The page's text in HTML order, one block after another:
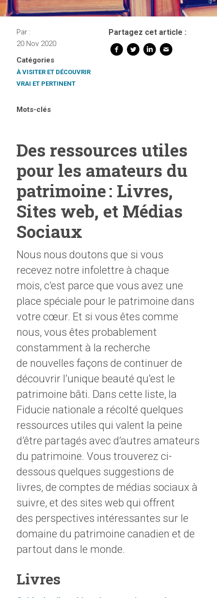
Partagez cet article :
Par :
20 Nov 2020
Catégories
À VISITER ET DÉCOUVRIR
VRAI ET PERTINENT
Mots-clés
Des ressources utiles
pour les amateurs du
patrimoine : Livres,
Sites web, et Médias
Sociaux
Nous nous doutons que si vous
recevez notre infolettre à chaque
mois, c’est parce que vous avez une
place spéciale pour le patrimoine dans
votre cœur. Et si vous êtes comme
nous, vous êtes probablement
constamment à la recherche
de nouvelles façons de continuer de
découvrir l’unique beauté qu’est le
patrimoine bâti. Dans cette liste, la
Fiducie nationale a récolté quelques
ressources utiles qui valent la peine
d’être partagés avec d’autres amateurs
du patrimoine. Vous trouverez ci-
dessous quelques suggestions de
livres, de comptes de médias sociaux à
suivre, et des sites web qui offrent
des perspectives intéressantes sur le
domaine du patrimoine canadien et de
partout dans le monde.
Livres